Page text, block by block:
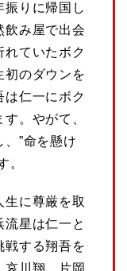
振りに帰国し
飲み屋で出会
れていたボク
初のダウンを
は仁一にボク
。やがて、
”命を懸け
。
生に尊厳を取
流星は仁一と
戦する翔吾を
哀川翔、片岡